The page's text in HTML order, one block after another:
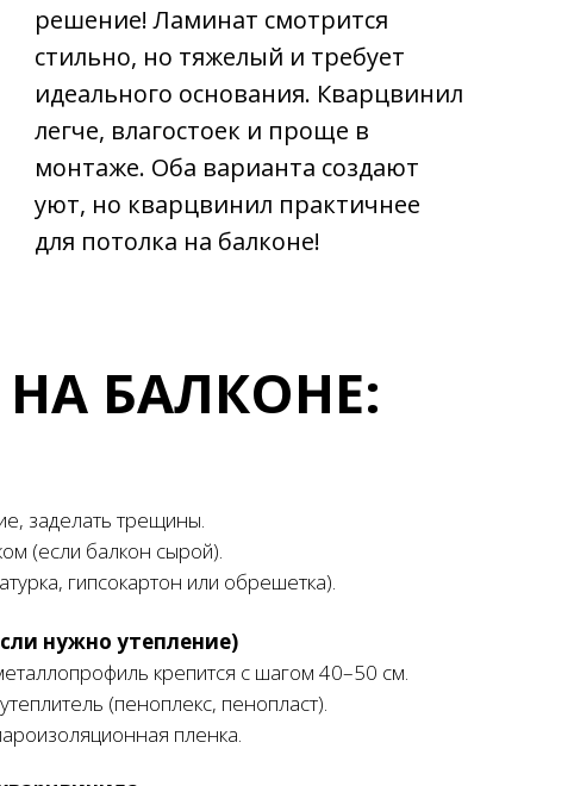
решение! Ламинат смотрится
стильно, но тяжелый и требует
идеального основания. Кварцвинил
легче, влагостоек и проще в
монтаже. Оба варианта создают
уют, но кварцвинил практичнее
для потолка на балконе!
БАЛКОНЕ:
заделать трещины.
(если балкон сырой).
гипсокартон или обрешетка).
нужно утепление)
крепится с шагом 40–50 см.
(пеноплекс, пенопласт).
пленка.